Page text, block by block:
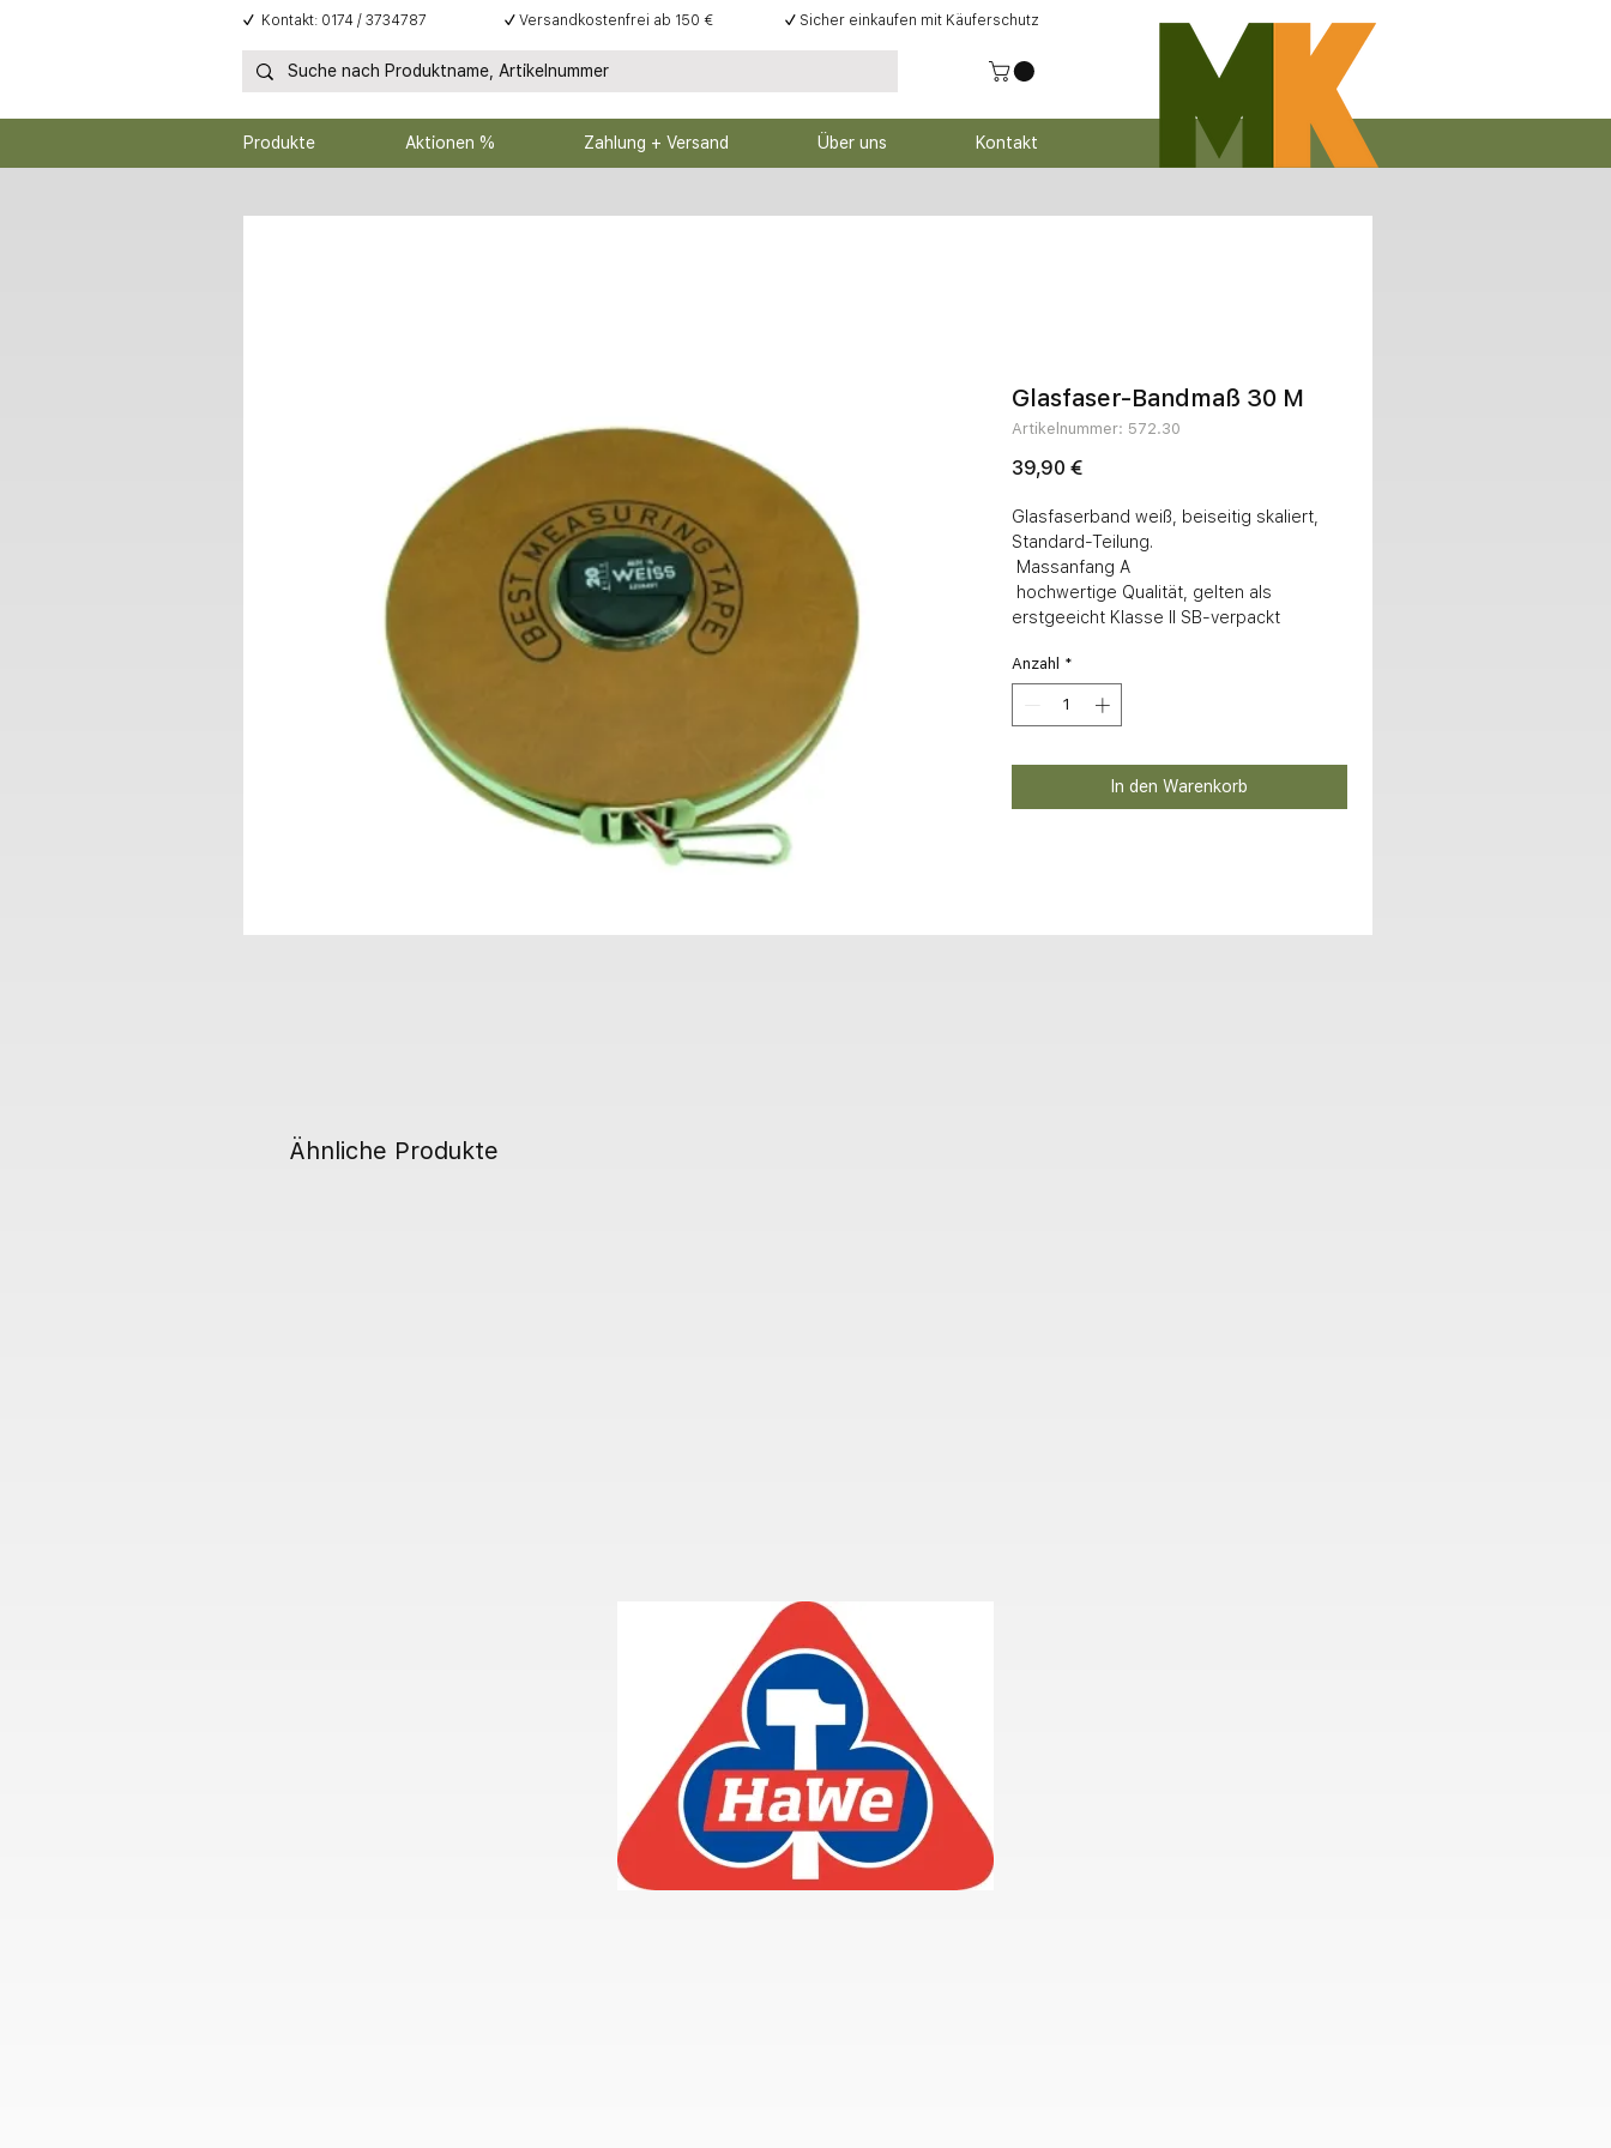
Produkte Aktionen % Zahlung + Versand Über uns Kontakt
✓ Kontakt: 0174 / 3734787 ✓ Versandkostenfrei ab 150 € ✓ Sicher einkaufen mit Käuferschutz
Ähnliche Produkte
Glasfaser-Bandmaß 30 M
Artikelnummer: 572.30
39,90 €Preis
Glasfaserband weiß, beiseitig skaliert,
Standard-Teilung.
erstgeeicht Klasse II SB-verpackt
Anzahl *
In den Warenkorb